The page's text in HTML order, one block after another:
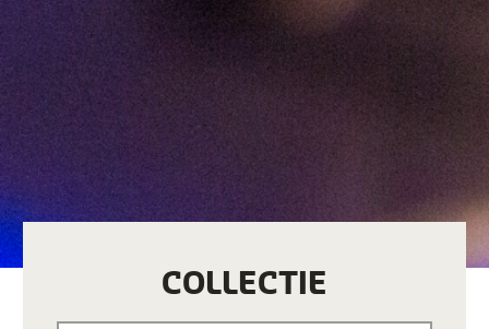
COLLECTIE